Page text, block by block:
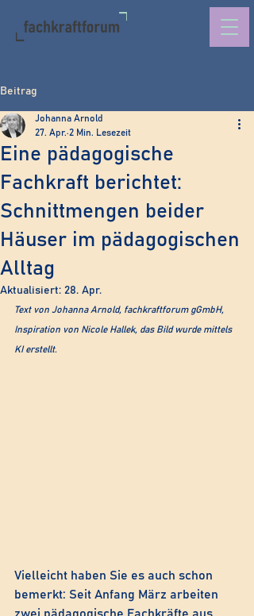
Beitrag
Eine pädagogische
Fachkraft berichtet:
Schnittmengen beider
Häuser im pädagogischen
Alltag
Johanna Arnold
27. Apr. 2 Min. Lesezeit
Aktualisiert: 28. Apr.
Text von Johanna Arnold, fachkraftforum gGmbH,
Inspiration von Nicole Hallek, das Bild wurde mittels
KI erstellt.
Vielleicht haben Sie es auch schon
bemerkt: Seit Anfang März arbeiten